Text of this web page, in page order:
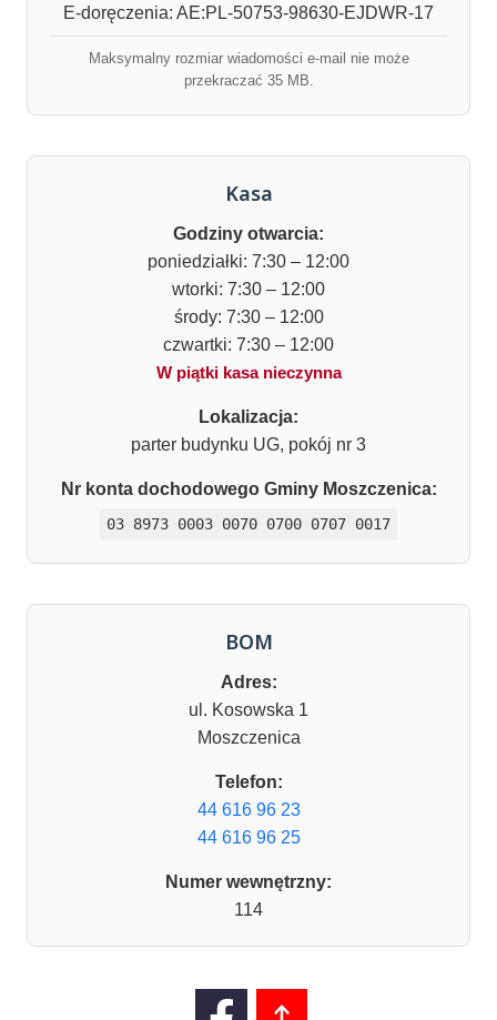
E-doręczenia: AE:PL-50753-98630-EJDWR-17
Maksymalny rozmiar wiadomości e-mail nie może
przekraczać 35 MB.
Kasa
Godziny otwarcia:
poniedziałki: 7:30 – 12:00
wtorki: 7:30 – 12:00
środy: 7:30 – 12:00
czwartki: 7:30 – 12:00
W piątki kasa nieczynna
Lokalizacja:
parter budynku UG, pokój nr 3
Nr konta dochodowego Gminy Moszczenica:
03 8973 0003 0070 0700 0707 0017
BOM
Adres:
ul. Kosowska 1
Moszczenica
Telefon:
44 616 96 23
44 616 96 25
Numer wewnętrzny:
114